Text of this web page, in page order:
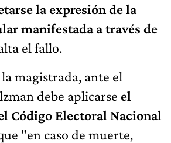
la expresión de la
manifestada a través de
el fallo.
magistrada, ante el
debe aplicarse el
Código Electoral Nacional
"en caso de muerte,